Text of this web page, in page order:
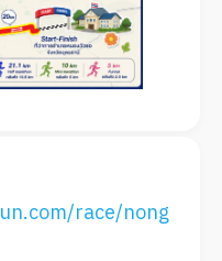
race/nong